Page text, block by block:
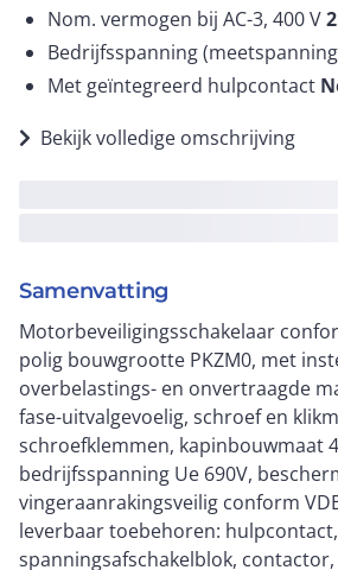
Nom. vermogen bij AC-3, 400 V
Bedrijfsspanning
Met geïntegreerd hulpcontact
Bekijk volledige omschrijving
Samenvatting
Motorbeveiligingsschakelaar
polig bouwgrootte PKZM0, met
overbelastings- en onvertraagde
fase-uitvalgevoelig, schroef en
schroefklemmen, kapinbouwmaat
bedrijfsspanning Ue 690V,
vingeraanrakingsveilig conform
leverbaar toebehoren: hulpcontact,
spanningsafschakelblok,